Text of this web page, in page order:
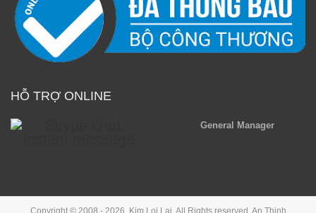
HỖ TRỢ ONLINE
General Manager
Copyright © 2008 - 2026, Kim Loi Lai. All Rights reserved. An Thinh